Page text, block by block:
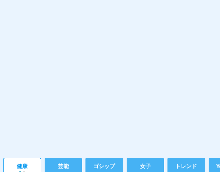
健康 芸能 ゴシップ 女子 トレンド